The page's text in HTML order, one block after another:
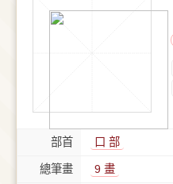
部首 ⼝ 部
總筆畫 9 畫